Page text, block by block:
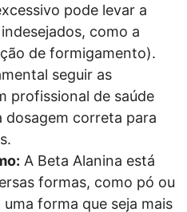
pode levar a
como a
de formigamento).
seguir as
profissional de saúde
dosagem correta para
A Beta Alanina está
formas, como pó ou
uma forma que seja mais